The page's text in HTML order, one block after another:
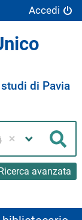
Accedi
di Pavia
avanzata